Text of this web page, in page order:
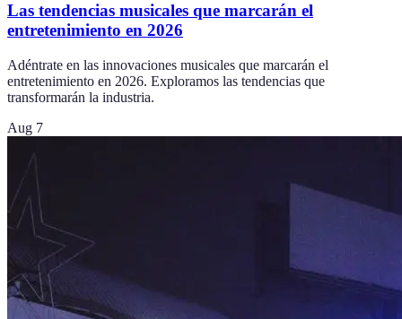
Las tendencias musicales que marcarán el
entretenimiento en 2026
Adéntrate en las innovaciones musicales que marcarán el
entretenimiento en 2026. Exploramos las tendencias que
transformarán la industria.
Aug 7